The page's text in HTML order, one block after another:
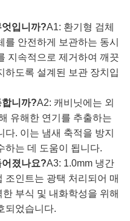
입니까?A1: 환기형 검체
안전하게 보관하는 동시
지속적으로 제거하여 깨끗
하도록 설계된 보관 장치입
니까?A2: 캐비닛에는 외
유해한 연기를 추출하는
. 이는 냄새 축적을 방지
하는 데 도움이 됩니다.
졌나요?A3: 1.0mm 냉간
조인트는 광택 처리되어 매
부식 및 내화학성을 위해
되었습니다.